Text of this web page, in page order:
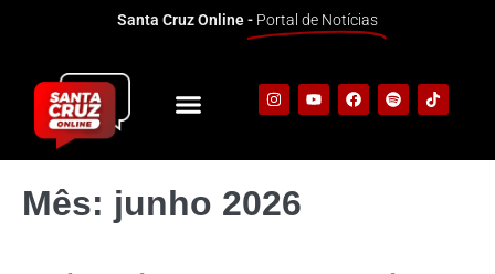
Santa Cruz Online - Portal de Notícias
Mês: junho 2026